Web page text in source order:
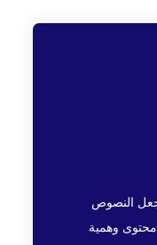
النصوص
محتوى وهمية